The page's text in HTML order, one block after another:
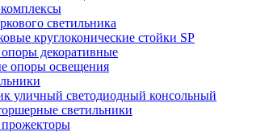
светильника
круглоконические стойки SP
декоративные
опоры освещения
уличный светодиодный консольный
светильники